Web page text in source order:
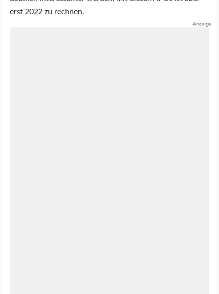
erst 2022 zu rechnen.